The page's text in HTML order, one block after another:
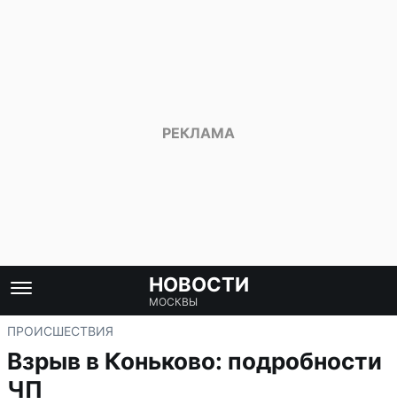
НОВОСТИ
МОСКВЫ
ПРОИСШЕСТВИЯ
Взрыв в Коньково: подробности
ЧП